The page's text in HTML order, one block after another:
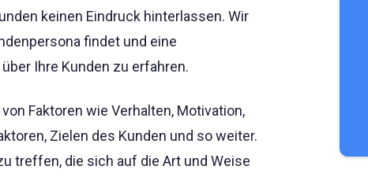
keinen Eindruck hinterlassen. Wir
findet und eine
Ihre Kunden zu erfahren.
Faktoren wie Verhalten, Motivation,
Zielen des Kunden und so weiter.
treffen, die sich auf die Art und Weise